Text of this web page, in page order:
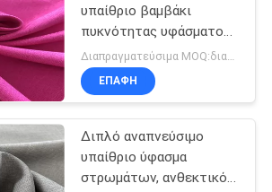
υπαίθριο βαμβάκι
πυκνότητας υφάσματος
διπλό - αισθανθείτε για
να κάνει σκι την ένδυση
ΕΠΑΦΉ
Διπλό αναπνεύσιμο
υπαίθριο ύφασμα
στρωμάτων, ανθεκτικό